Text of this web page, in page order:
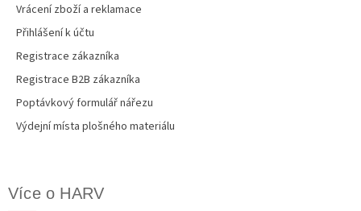
Vrácení zboží a reklamace
Přihlášení k účtu
Registrace zákazníka
Registrace B2B zákazníka
Poptávkový formulář nářezu
Výdejní místa plošného materiálu
Více o HARV